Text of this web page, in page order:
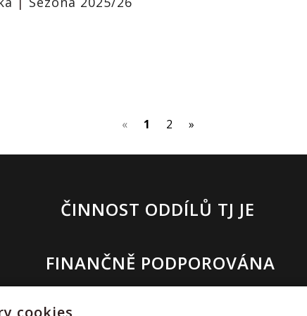
« 1 (current)
2 »
ČINNOST ODDÍLŮ TJ JE
FINANČNĚ PODPOROVÁNA
cookies